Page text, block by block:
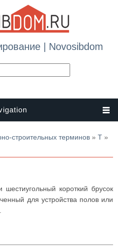
| Novosibdom
строительных терминов » Т »
короткий брусок
для устройства полов или